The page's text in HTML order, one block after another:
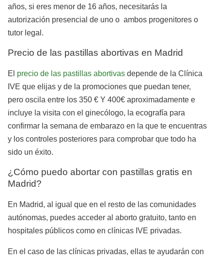
años, si eres menor de 16 años, necesitarás la
autorización presencial de uno o ambos progenitores o
tutor legal.
Precio de las pastillas abortivas en Madrid
El precio de las pastillas abortivas depende de la Clínica
IVE que elijas y de la promociones que puedan tener,
pero oscila entre los 350 € Y 400€ aproximadamente e
incluye la visita con el ginecólogo, la ecografía para
confirmar la semana de embarazo en la que te encuentras
y los controles posteriores para comprobar que todo ha
sido un éxito.
¿Cómo puedo abortar con pastillas gratis en
Madrid?
En Madrid, al igual que en el resto de las comunidades
autónomas, puedes acceder al aborto gratuito, tanto en
hospitales públicos como en clínicas IVE privadas.
En el caso de las clínicas privadas, ellas te ayudarán con